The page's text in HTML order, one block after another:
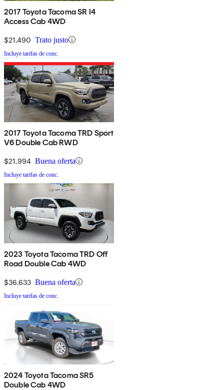
2017 Toyota Tacoma SR I4
Access Cab 4WD
$21,490 Trato justo
Incluye tarifas de conc.
2017 Toyota Tacoma TRD Sport
V6 Double Cab RWD
$21,994 Buena oferta
Incluye tarifas de conc.
2023 Toyota Tacoma TRD Off
Road Double Cab 4WD
$36,633 Buena oferta
Incluye tarifas de conc.
2024 Toyota Tacoma SR5
Double Cab 4WD